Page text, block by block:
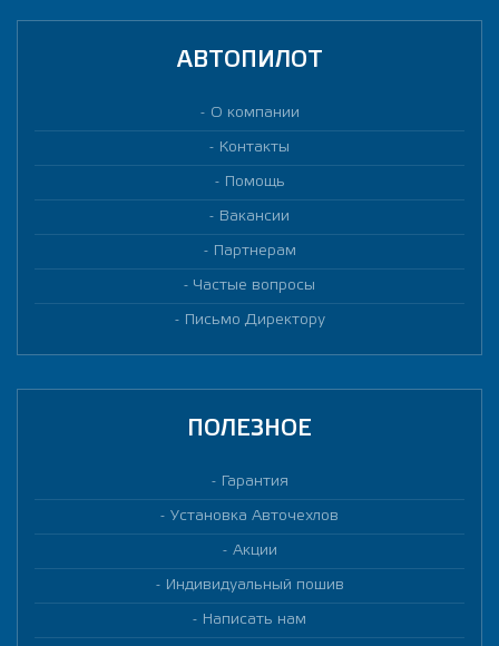
АВТОПИЛОТ
О компании
Контакты
Помощь
Вакансии
Партнерам
Частые вопросы
Письмо Директору
ПОЛЕЗНОЕ
Гарантия
Установка Авточехлов
Акции
Индивидуальный пошив
Написать нам